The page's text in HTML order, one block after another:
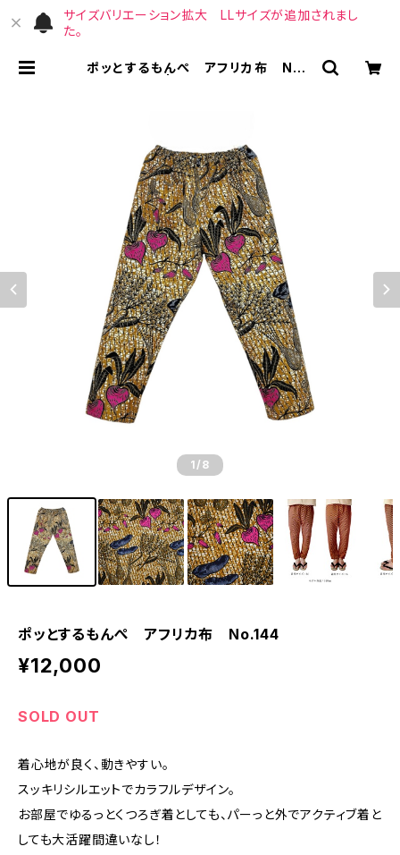
サイズバリエーション拡大 LLサイズが追加されまし
た。
ポッとするもんぺ アフリカ布 No.1
1 /8
ポッとするもんぺ アフリカ布 No.144
¥12,000
SOLD OUT
着心地が良く、動きやすい。
スッキリシルエットでカラフルデザイン。
お部屋でゆるっとくつろぎ着としても、パーっと外でアクティブ着と
しても大活躍間違いなし！